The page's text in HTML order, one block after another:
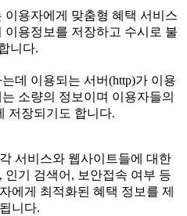
용자에게 맞춤형 혜택 서비스
용정보를 저장하고 수시로 불
니다.
데 이용되는 서버(http)가 이용
소량의 정보이며 이용자들의
저장되기도 합니다.
서비스와 웹사이트들에 대한
인기 검색어, 보안접속 여부 등
에게 최적화된 혜택 정보를 제
니다.